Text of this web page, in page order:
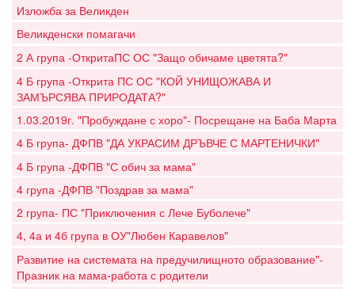
Изложба за Великден
Великденски помагачи
2 А група -ОткритаПС ОС "Защо обичаме цветята?"
4 Б група -Открита ПС ОС "КОЙ УНИЩОЖАВА И
ЗАМЪРСЯВА ПРИРОДАТА?"
1.03.2019г. "Пробуждане с хоро"- Посрещане на Баба Марта
4 Б група- ДФПВ "ДА УКРАСИМ ДРЪВЧЕ С МАРТЕНИЧКИ"
4 Б група -ДФПВ "С обич за мама"
4 група -ДФПВ "Поздрав за мама"
2 група- ПС "Приключения с Лече Буболече"
4, 4а и 4б група в ОУ"Любен Каравелов"
Развитие на системата на предучилищното образование"-
Празник на мама-работа с родители